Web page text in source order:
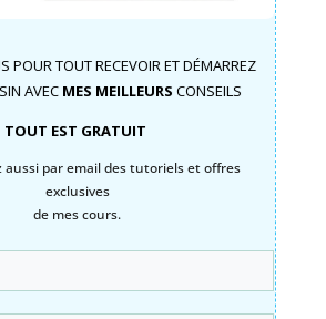
POUR TOUT RECEVOIR ET DÉMARREZ
AVEC MES MEILLEURS CONSEILS
TOUT EST GRATUIT
aussi par email des tutoriels et offres
exclusives
de mes cours.